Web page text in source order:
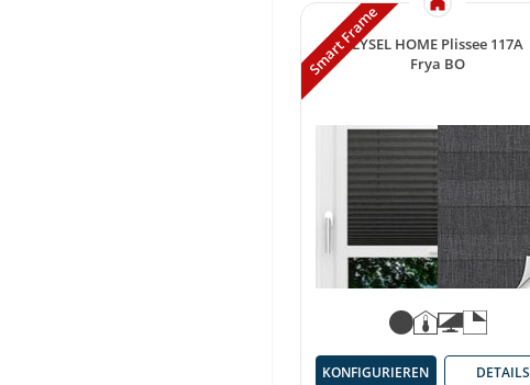
LYSEL HOME Plissee 117A
Frya BO
Smart Frame
KONFIGURIEREN DETAILS